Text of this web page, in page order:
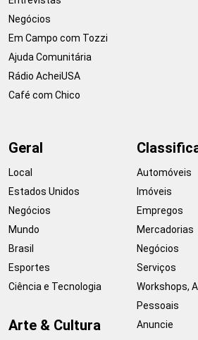
Negócios
Em Campo com Tozzi
Ajuda Comunitária
Rádio AcheiUSA
Café com Chico
Geral
Local
Estados Unidos
Negócios
Mundo
Brasil
Esportes
Ciência e Tecnologia
Arte & Cultura
Automóveis
Imóveis
Empregos
Mercadorias
Negócios
Serviços
Workshops,
Pessoais
Anuncie